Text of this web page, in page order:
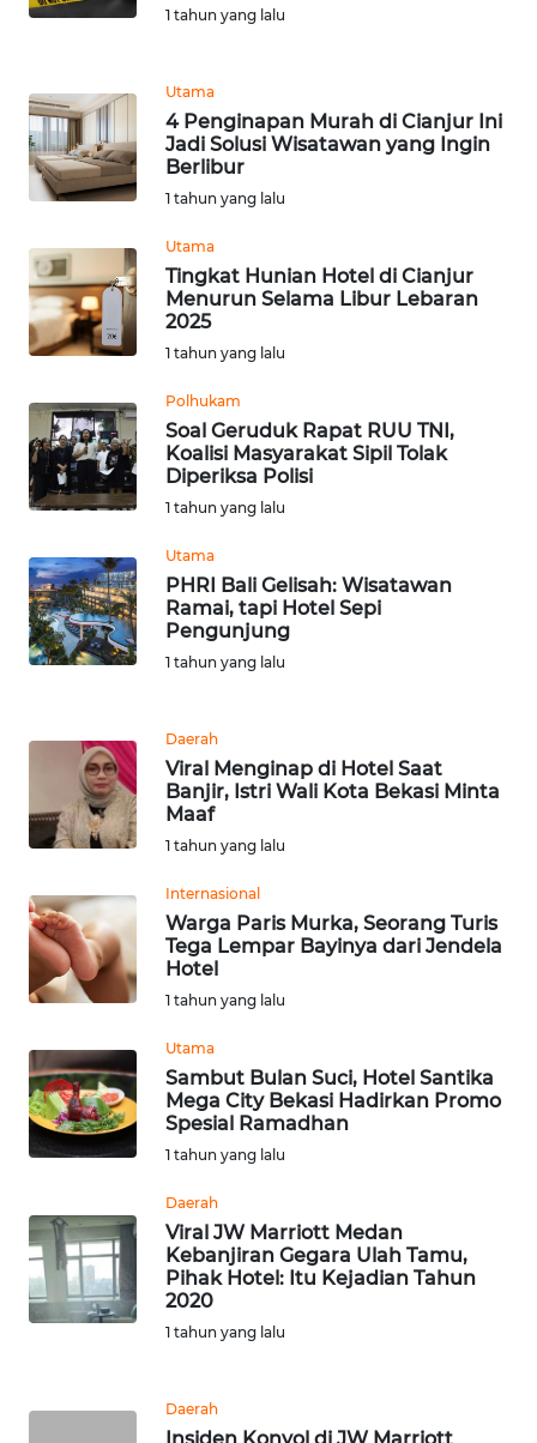
1 tahun yang lalu
Utama
4 Penginapan Murah di Cianjur Ini
Jadi Solusi Wisatawan yang Ingin
Berlibur
1 tahun yang lalu
Utama
Tingkat Hunian Hotel di Cianjur
Menurun Selama Libur Lebaran
2025
1 tahun yang lalu
Polhukam
Soal Geruduk Rapat RUU TNI,
Koalisi Masyarakat Sipil Tolak
Diperiksa Polisi
1 tahun yang lalu
Utama
PHRI Bali Gelisah: Wisatawan
Ramai, tapi Hotel Sepi
Pengunjung
1 tahun yang lalu
Daerah
Viral Menginap di Hotel Saat
Banjir, Istri Wali Kota Bekasi Minta
Maaf
1 tahun yang lalu
Internasional
Warga Paris Murka, Seorang Turis
Tega Lempar Bayinya dari Jendela
Hotel
1 tahun yang lalu
Utama
Sambut Bulan Suci, Hotel Santika
Mega City Bekasi Hadirkan Promo
Spesial Ramadhan
1 tahun yang lalu
Daerah
Viral JW Marriott Medan
Kebanjiran Gegara Ulah Tamu,
Pihak Hotel: Itu Kejadian Tahun
2020
1 tahun yang lalu
Daerah
JAMBI
SULTRA
WN
NTB
WN
SULTENG
WN
WN
BABEL
WN
SUMSEL
WN
LAMPUNG
JATENG
WN
NUSANTARA
WN
JOGJA
WN
WN
BALI
WN
WN